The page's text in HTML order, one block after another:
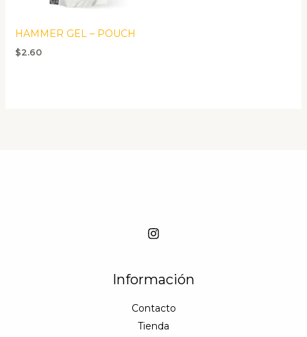
HAMMER GEL – POUCH
$2.60
Información
Contacto
Tienda